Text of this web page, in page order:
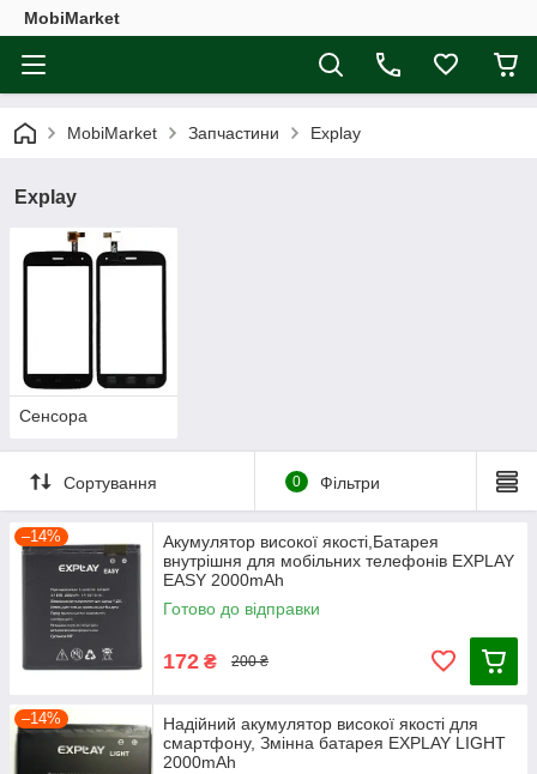
MobiMarket
MobiMarket Запчастини Explay
Explay
Сенсора
Сортування 0 Фільтри
–14%
Акумулятор високої якості,Батарея
внутрішня для мобільних телефонів EXPLAY
EASY 2000mAh
Готово до відправки
172 ₴ 200 ₴
–14%
Надійний акумулятор високої якості для
смартфону, Змінна батарея EXPLAY LIGHT
2000mAh